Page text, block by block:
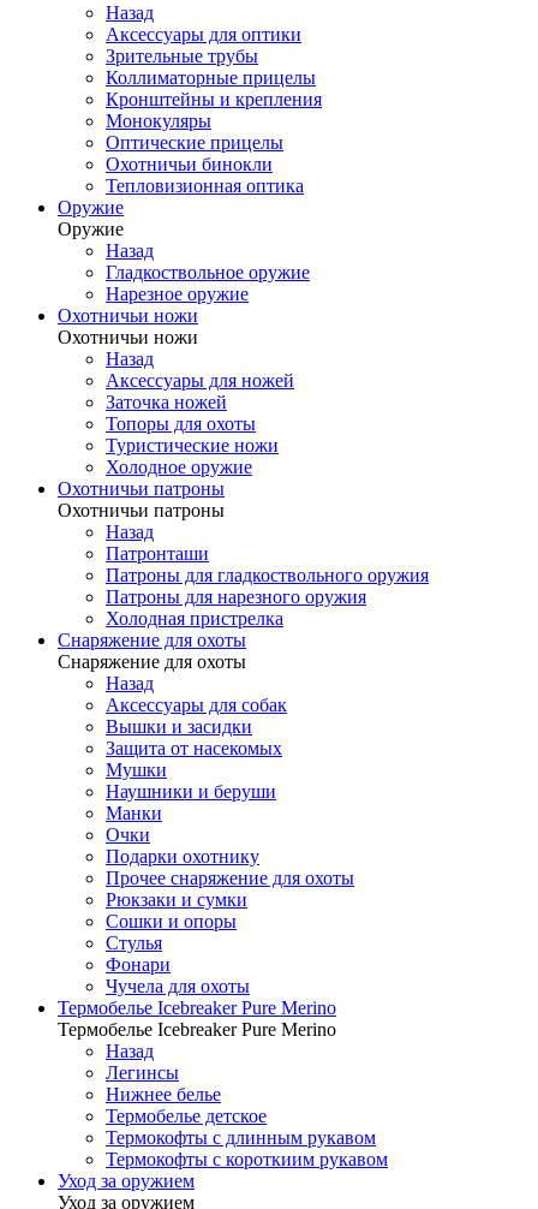
Назад
Аксессуары для оптики
Зрительные трубы
Коллиматорные прицелы
Кронштейны и крепления
Монокуляры
Оптические прицелы
Охотничьи бинокли
Тепловизионная оптика
Оружие
Оружие
Назад
Гладкоствольное оружие
Нарезное оружие
Охотничьи ножи
Охотничьи ножи
Назад
Аксессуары для ножей
Заточка ножей
Топоры для охоты
Туристические ножи
Холодное оружие
Охотничьи патроны
Охотничьи патроны
Назад
Патронташи
Патроны для гладкоствольного оружия
Патроны для нарезного оружия
Холодная пристрелка
Снаряжение для охоты
Снаряжение для охоты
Назад
Аксессуары для собак
Вышки и засидки
Защита от насекомых
Мушки
Наушники и беруши
Манки
Очки
Подарки охотнику
Прочее снаряжение для охоты
Рюкзаки и сумки
Сошки и опоры
Стулья
Фонари
Чучела для охоты
Термобелье Icebreaker Pure Merino
Термобелье Icebreaker Pure Merino
Назад
Легинсы
Нижнее белье
Термобелье детское
Термокофты с длинным рукавом
Термокофты с короткиим рукавом
Уход за оружием
Уход за оружием